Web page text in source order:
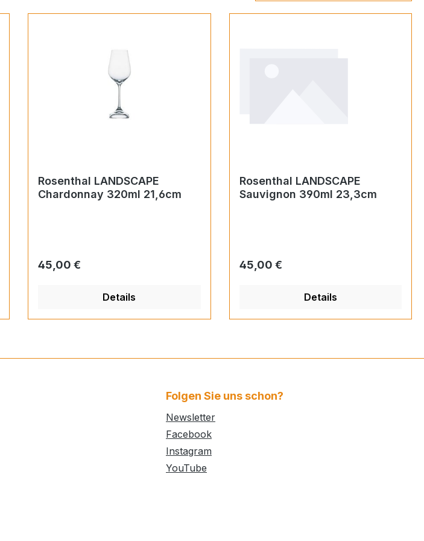
Rosenthal LANDSCAPE
Chardonnay 320ml 21,6cm
Regulärer Preis:
45,00 €
Details
Rosenthal LANDSCAPE
Sauvignon 390ml 23,3cm
Regulärer Preis:
45,00 €
Details
Folgen Sie uns schon?
Newsletter
Facebook
Instagram
YouTube